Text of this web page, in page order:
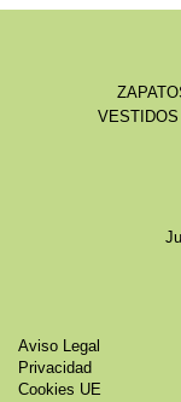
Aviso Legal
Privacidad
Cookies UE